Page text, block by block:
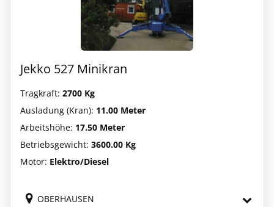
Jekko 527 Minikran
Tragkraft: 2700 Kg
Ausladung (Kran): 11.00 Meter
Arbeitshöhe: 17.50 Meter
Betriebsgewicht: 3600.00 Kg
Motor: Elektro/Diesel
OBERHAUSEN